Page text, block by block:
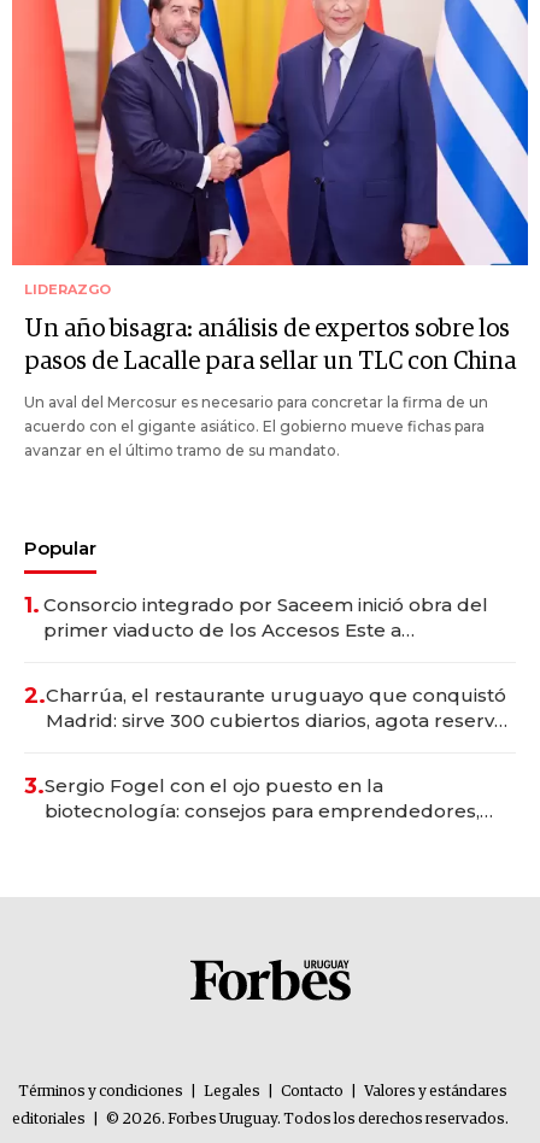
LIDERAZGO
Un año bisagra: análisis de expertos sobre los
pasos de Lacalle para sellar un TLC con China
Un aval del Mercosur es necesario para concretar la firma de un
acuerdo con el gigante asiático. El gobierno mueve fichas para
avanzar en el último tramo de su mandato.
Popular
1. Consorcio integrado por Saceem inició obra del
primer viaducto de los Accesos Este a
2.Charrúa, el restaurante uruguayo que conquistó
Madrid: sirve 300 cubiertos diarios, agota reservas
3.Sergio Fogel con el ojo puesto en la
biotecnología: consejos para emprendedores,
Términos y condiciones Legales Contacto
Valores y estándares
editoriales
© 2026. Forbes Uruguay. Todos los derechos reservados.